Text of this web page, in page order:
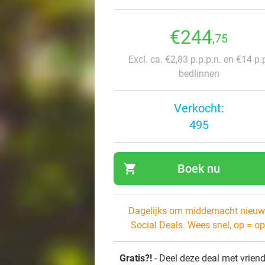
€244,75
Excl. ca. €2,83 p.p.p.n. en €14
bedlinnen
Verkocht:
495
shopping_cart Boek nu
Dagelijks om middernacht
Social Deals. Wees snel, op =
Gratis?! - Deel deze deal met